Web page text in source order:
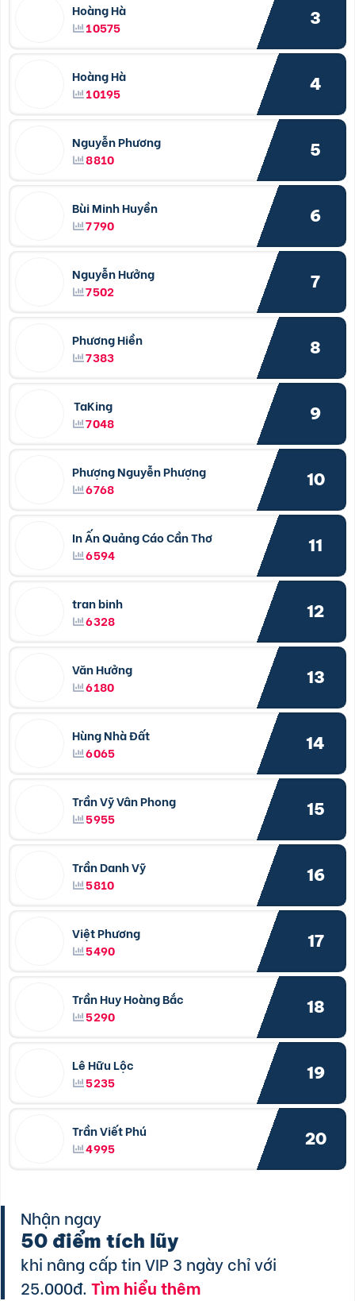
Hoàng Hà
10575
3
Hoàng Hà
10195
4
Nguyễn Phương
8810
5
Bùi Minh Huyền
7790
6
Nguyễn Hưởng
7502
7
Phương Hiền
7383
8
TaKing
7048
9
Phượng Nguyễn Phượng
6768
10
In Ấn Quảng Cáo Cần Thơ
6594
11
tran binh
6328
12
Văn Hưởng
6180
13
Hùng Nhà Đất
6065
14
Trần Vỹ Vân Phong
5955
15
Trần Danh Vỹ
5810
16
Việt Phương
5490
17
Trần Huy Hoàng Bắc
5290
18
Lê Hữu Lộc
5235
19
Trần Viết Phú
4995
20
Nhận ngay
50 điểm tích lũy
khi nâng cấp tin VIP 3 ngày chỉ với
25.000đ.Tìm hiểu thêm